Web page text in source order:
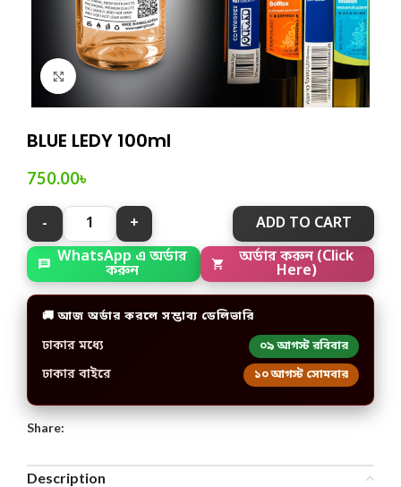
Click to enlarge
BLUE LEDY 100ml
750.00৳
ADD TO CART
WhatsApp এ অর্ডার
করুন
অর্ডার করুন (Click
Here)
🚚 আজ অর্ডার করলে সম্ভাব্য ডেলিভারি
ঢাকার মধ্যে ০৯ আগস্ট রবিবার
ঢাকার বাইরে ১০ আগস্ট সোমবার
Share:
Description